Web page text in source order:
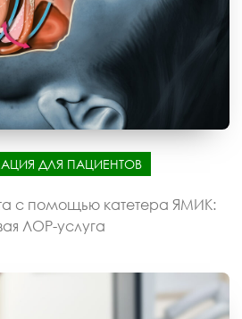
ДЛЯ ПАЦИЕНТОВ
с помощью катетера ЯМИК:
ЛОР-услуга